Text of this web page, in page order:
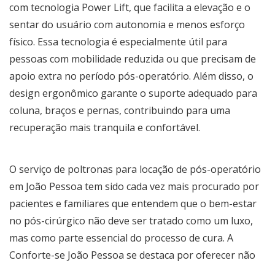
com tecnologia Power Lift, que facilita a elevação e o
sentar do usuário com autonomia e menos esforço
físico. Essa tecnologia é especialmente útil para
pessoas com mobilidade reduzida ou que precisam de
apoio extra no período pós-operatório. Além disso, o
design ergonômico garante o suporte adequado para
coluna, braços e pernas, contribuindo para uma
recuperação mais tranquila e confortável.
O serviço de poltronas para locação de pós-operatório
em João Pessoa tem sido cada vez mais procurado por
pacientes e familiares que entendem que o bem-estar
no pós-cirúrgico não deve ser tratado como um luxo,
mas como parte essencial do processo de cura. A
Conforte-se João Pessoa se destaca por oferecer não